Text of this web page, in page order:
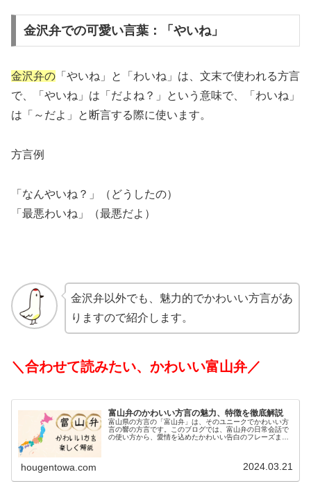
金沢弁での可愛い言葉：「やいね」
金沢弁の 「やいね」と「わいね」は、文末で使われる方言
で、「やいね」は「だよね？」という意味で、「わいね」
は「～だよ」と断言する際に使います。
方言例
「なんやいね？」（どうしたの）
「最悪わいね」（最悪だよ）
金沢弁以外でも、魅力的でかわいい方言があ
りますので紹介します。
＼合わせて読みたい、かわいい富山弁／
富山弁のかわいい方言の魅力、特徴を徹底解説
富山県の方言の「富山弁」は、そのユニークでかわいい方
言の響の方言です。このブログでは、富山弁の日常会話で
の使い方から、愛情を込めたかわいい告白のフレーズま
hougentowa.com 2024.03.21